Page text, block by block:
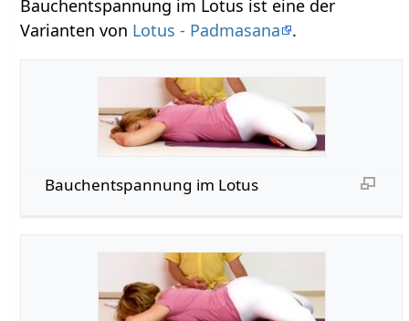
Bauchentspannung im Lotus ist eine der
Varianten von Lotus - Padmasana .
Bauchentspannung im Lotus